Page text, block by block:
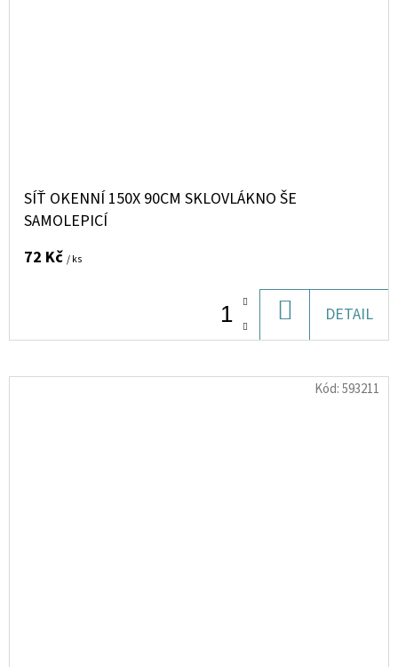
SÍŤ OKENNÍ 150X 90CM SKLOVLÁKNO ŠE
SAMOLEPICÍ
72 Kč / ks
KOŠÍKU
DETAIL
Kód:593211